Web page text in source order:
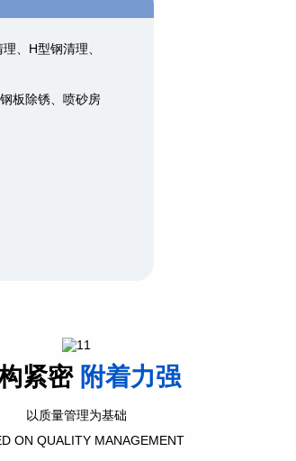
、H型钢清理、
板除锈、喷砂房
紧密 附着力强
以质量管理为基础
ON QUALITY MANAGEMENT